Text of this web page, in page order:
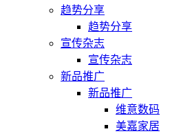
趋势分享
趋势分享
宣传杂志
宣传杂志
新品推广
新品推广
维意数码
美嘉家居